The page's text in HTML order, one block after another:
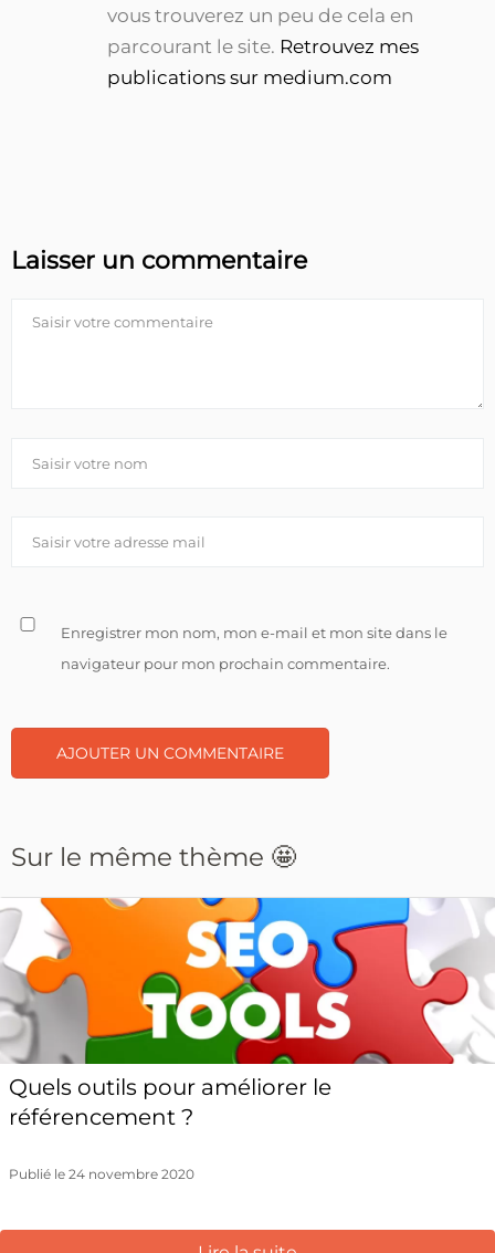
vous trouverez un peu de cela en
parcourant le site. Retrouvez mes
publications sur medium.com
Laisser un commentaire
Enregistrer mon nom, mon e-mail et mon site dans le
navigateur pour mon prochain commentaire.
Sur le même thème 🤩
Quels outils pour améliorer le
référencement ?
Publié le 24 novembre 2020